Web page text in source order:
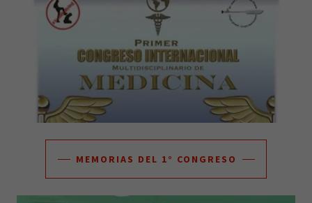
MEMORIAS DEL 1° CONGRESO